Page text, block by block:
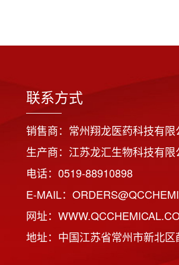
联系方式
销售商：常州翔龙医药科技有限
生产商：江苏龙汇生物科技有限
电话：0519-88910898
E-MAIL：
网址：
地址：中国江苏省常州市新北